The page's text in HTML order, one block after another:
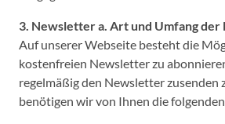
3. Newslettera. Art und Umfang
Auf unserer Webseite besteht die
kostenfreien Newsletter zu
regelmäßig den Newsletter zusenden
benötigen wir von Ihnen die